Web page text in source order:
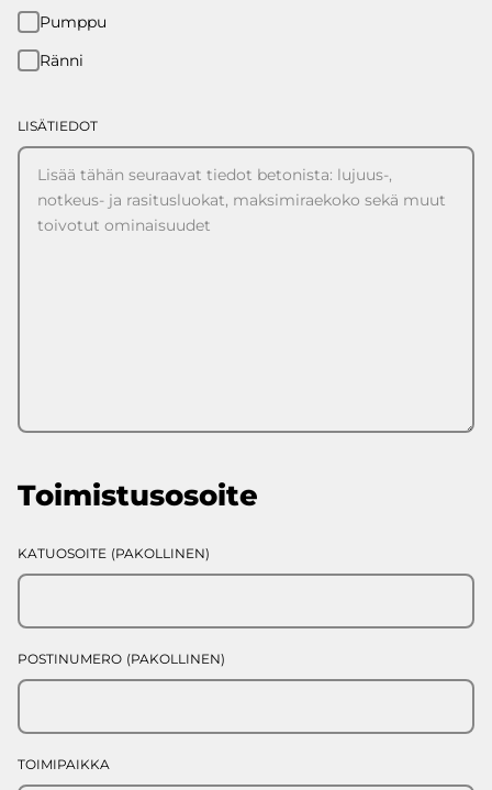
Pumppu
Ränni
LISÄTIEDOT
Toimistusosoite
KATUOSOITE (PAKOLLINEN)
POSTINUMERO (PAKOLLINEN)
TOIMIPAIKKA